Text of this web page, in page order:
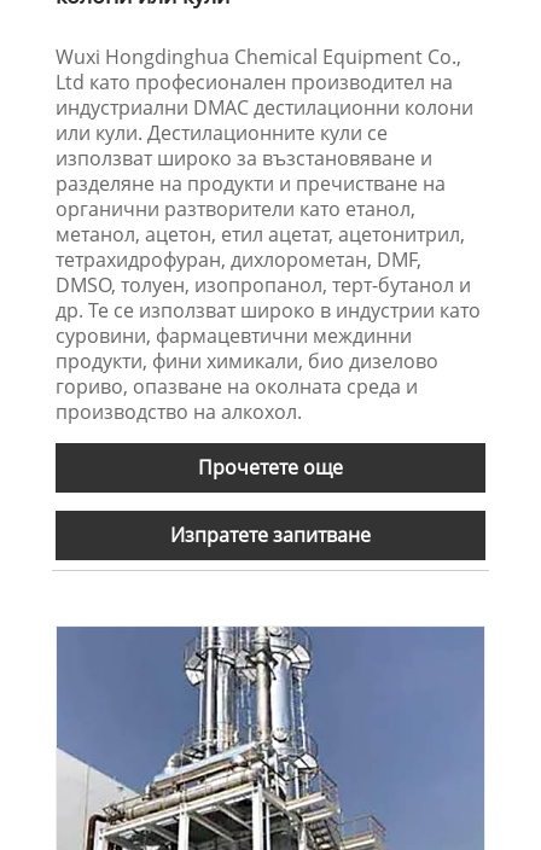
Wuxi Hongdinghua Chemical Equipment Co.,
Ltd като професионален производител на
индустриални DMAC дестилационни колони
или кули. Дестилационните кули се
използват широко за възстановяване и
разделяне на продукти и пречистване на
органични разтворители като етанол,
метанол, ацетон, етил ацетат, ацетонитрил,
тетрахидрофуран, дихлорометан, DMF,
DMSO, толуен, изопропанол, терт-бутанол и
др. Те се използват широко в индустрии като
суровини, фармацевтични междинни
продукти, фини химикали, био дизелово
гориво, опазване на околната среда и
производство на алкохол.
Прочетете още
Изпратете запитване